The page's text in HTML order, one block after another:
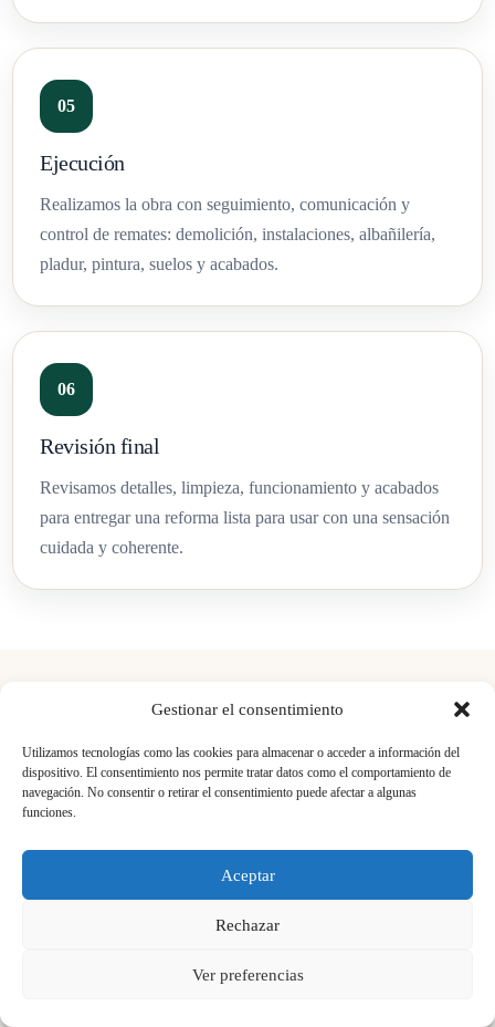
Gestionar el consentimiento
Utilizamos tecnologías como las cookies para almacenar o acceder a información del
dispositivo. El consentimiento nos permite tratar datos como el comportamiento de
navegación. No consentir o retirar el consentimiento puede afectar a algunas
funciones.
Aceptar
Rechazar
Ver preferencias
Ejecución
Realizamos la obra con seguimiento, comunicación y
control de remates: demolición, instalaciones, albañilería,
pladur, pintura, suelos y acabados.
Revisión final
Revisamos detalles, limpieza, funcionamiento y acabados
para entregar una reforma lista para usar con una sensación
cuidada y coherente.
Reformas en Mollet y poblaciones
cercanas
Trabajamos reformas en Mollet del Vallès y también
podemos atender proyectos en municipios cercanos del
disponibilidad y tipo de obra.